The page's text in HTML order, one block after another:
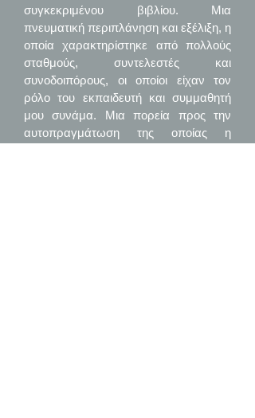
συγκεκριμένου βιβλίου. Μια
πνευματική περιπλάνηση και εξέλιξη, η
οποία χαρακτηρίστηκε από πολλούς
σταθμούς, συντελεστές και
συνοδοιπόρους, οι οποίοι είχαν τον
ρόλο του εκπαιδευτή και συμμαθητή
μου συνάμα. Μια πορεία προς την
αυτοπραγμάτωση της οποίας η